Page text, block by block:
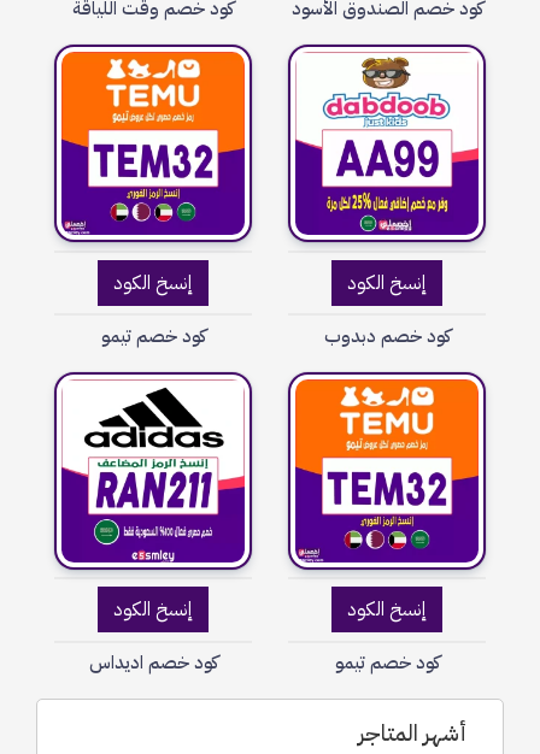
أشهر المتاجر
كود خصم الصندوق الأسود كود خصم وقت اللياقة
إنسخ الكود
كود خصم دبدوب
إنسخ الكود
كود خصم تيمو
إنسخ الكود
كود خصم تيمو
إنسخ الكود
كود خصم اديداس